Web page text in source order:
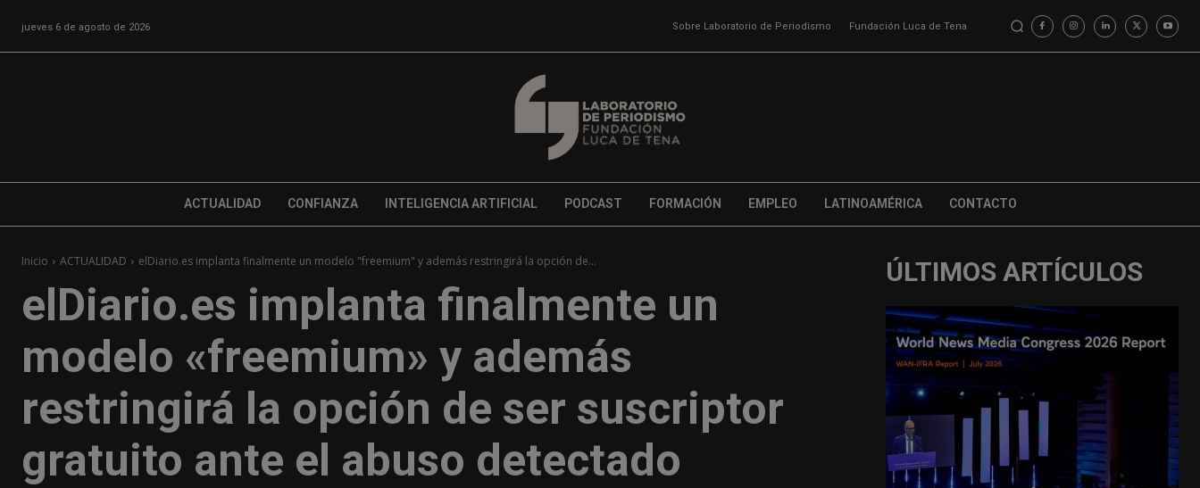
jueves 6 de agosto de 2026 Sobre Laboratorio de Periodismo Fundación Luca de Tena
ACTUALIDAD CONFIANZA INTELIGENCIA ARTIFICIAL PODCAST FORMACIÓN EMPLEO LATINOAMÉRICA CONTACTO
Inicio ACTUALIDAD elDiario.es implanta finalmente un modelo "freemium" y además restringirá la opción de...
elDiario.es implanta finalmente un
modelo «freemium» y además
restringirá la opción de ser suscriptor
gratuito ante el abuso detectado
ÚLTIMOS ARTÍCULOS